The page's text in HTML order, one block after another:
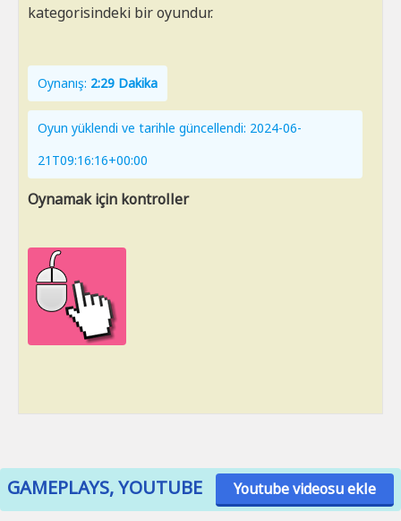
kategorisindeki bir oyundur.
Oynanış: 2:29 Dakika
Oyun yüklendi ve tarihle güncellendi: 2024-06-
21T09:16:16+00:00
Oynamak için kontroller
GAMEPLAYS, YOUTUBE Youtube videosu ekle